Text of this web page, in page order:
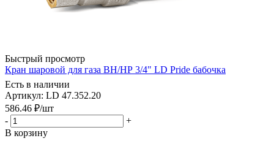
Быстрый просмотр
Кран шаровой для газа ВН/НР 3/4" LD Pride бабочка
Есть в наличии
Артикул: LD 47.352.20
586.46 ₽/шт
-
+
В корзину